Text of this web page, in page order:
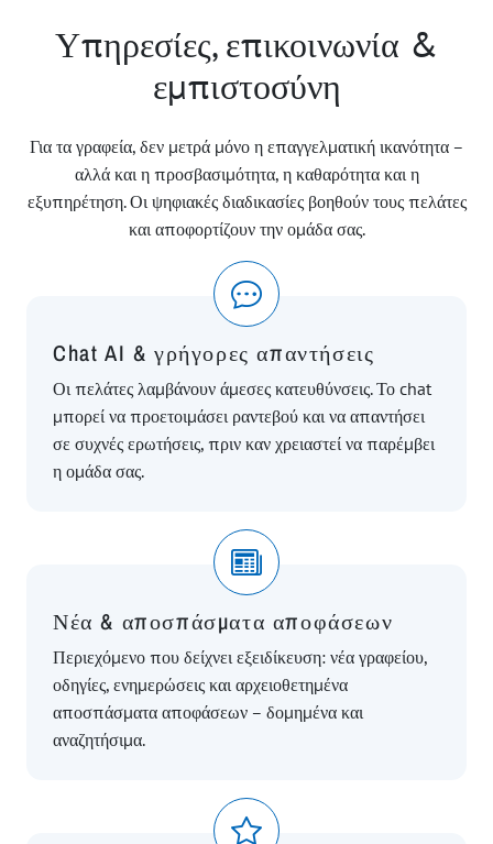
Υπηρεσίες, επικοινωνία &
εμπιστοσύνη
Για τα γραφεία, δεν μετρά μόνο η επαγγελματική ικανότητα –
αλλά και η προσβασιμότητα, η καθαρότητα και η
εξυπηρέτηση. Οι ψηφιακές διαδικασίες βοηθούν τους πελάτες
και αποφορτίζουν την ομάδα σας.
Chat AI & γρήγορες απαντήσεις
Οι πελάτες λαμβάνουν άμεσες κατευθύνσεις. Το chat
μπορεί να προετοιμάσει ραντεβού και να απαντήσει
σε συχνές ερωτήσεις, πριν καν χρειαστεί να παρέμβει
η ομάδα σας.
Νέα & αποσπάσματα αποφάσεων
Περιεχόμενο που δείχνει εξειδίκευση: νέα γραφείου,
οδηγίες, ενημερώσεις και αρχειοθετημένα
αποσπάσματα αποφάσεων – δομημένα και
αναζητήσιμα.